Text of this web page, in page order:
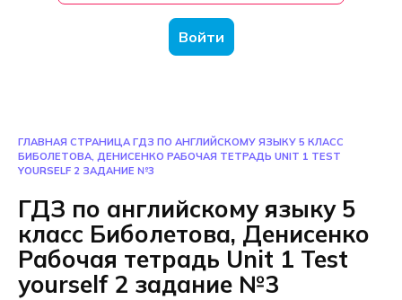
Войти
ГЛАВНАЯ СТРАНИЦА ГДЗ ПО АНГЛИЙСКОМУ ЯЗЫКУ 5 КЛАСС
БИБОЛЕТОВА, ДЕНИСЕНКО РАБОЧАЯ ТЕТРАДЬ UNIT 1 TEST
YOURSELF 2 ЗАДАНИЕ №3
ГДЗ по английскому языку 5
класс Биболетова, Денисенко
Рабочая тетрадь Unit 1 Test
yourself 2 задание №3